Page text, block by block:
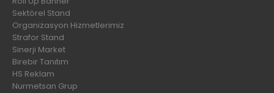
Sektörel Stand
Organizasyon Hizmetlerimiz
Strafor Stand
Sinerji Market
Birebir Tanıtım
HS Reklam
Nurmetsan Grup